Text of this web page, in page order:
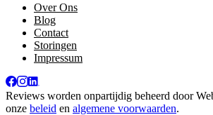
Over Ons
Blog
Contact
Storingen
Impressum
Reviews worden onpartijdig beheerd door
onze beleid en algemene voorwaarden.